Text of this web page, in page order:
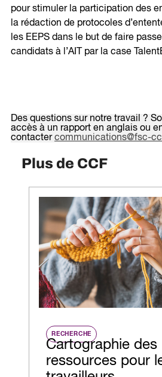
pour stimuler la participation des
la rédaction de protocoles
les EEPS dans le but de faire
candidats à l’AIT par la case
Des questions sur notre travail ?
accès à un rapport en anglais ou
contactercommunications@fsc-
Plus de CCF
RECHERCHE
Cartographie des
ressources pour